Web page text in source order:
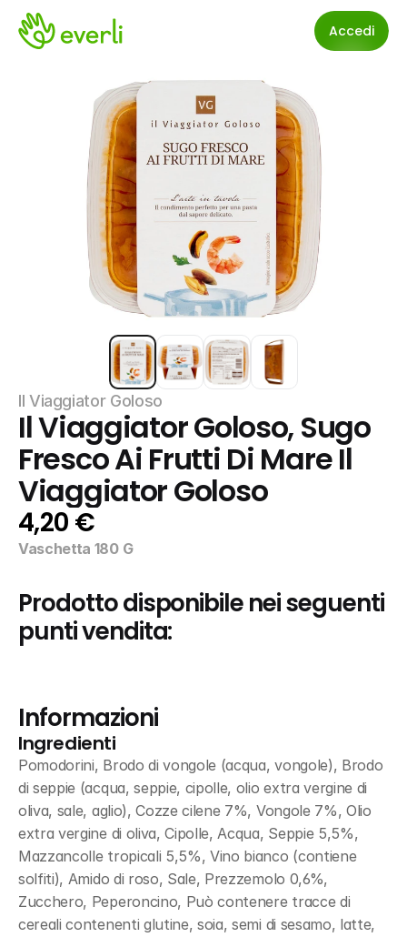
Accedi
Il Viaggiator Goloso
Il Viaggiator Goloso, Sugo
Fresco Ai Frutti Di Mare Il
Viaggiator Goloso
4,20 €
Vaschetta 180 G
Prodotto disponibile nei seguenti
punti vendita:
Informazioni
Ingredienti
Pomodorini, Brodo di vongole (acqua, vongole), Brodo
di seppie (acqua, seppie, cipolle, olio extra vergine di
oliva, sale, aglio), Cozze cilene 7%, Vongole 7%, Olio
extra vergine di oliva, Cipolle, Acqua, Seppie 5,5%,
Mazzancolle tropicali 5,5%, Vino bianco (contiene
solfiti), Amido di roso, Sale, Prezzemolo 0,6%,
Zucchero, Peperoncino, Può contenere tracce di
cereali contenenti glutine, soia, semi di sesamo, latte,